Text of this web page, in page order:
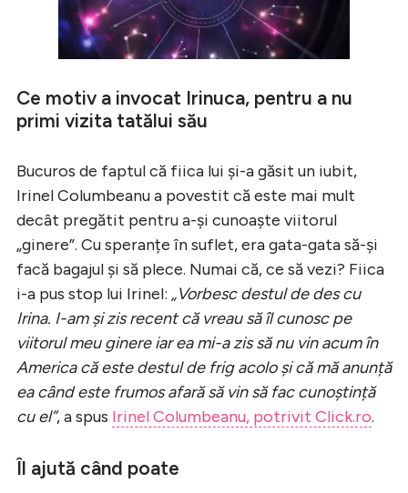
Ce motiv a invocat Irinuca, pentru a nu
primi vizita tatălui său
Bucuros de faptul că fiica lui și-a găsit un iubit,
Irinel Columbeanu a povestit că este mai mult
decât pregătit pentru a-și cunoaște viitorul
„ginere”. Cu speranțe în suflet, era gata-gata să-și
facă bagajul și să plece. Numai că, ce să vezi? Fiica
i-a pus stop lui Irinel: „Vorbesc destul de des cu
Irina. I-am și zis recent că vreau să îl cunosc pe
viitorul meu ginere iar ea mi-a zis să nu vin acum în
America că este destul de frig acolo și că mă anunță
ea când este frumos afară să vin să fac cunoștință
cu el”, a spus Irinel Columbeanu, potrivit Click.ro.
Îl ajută când poate